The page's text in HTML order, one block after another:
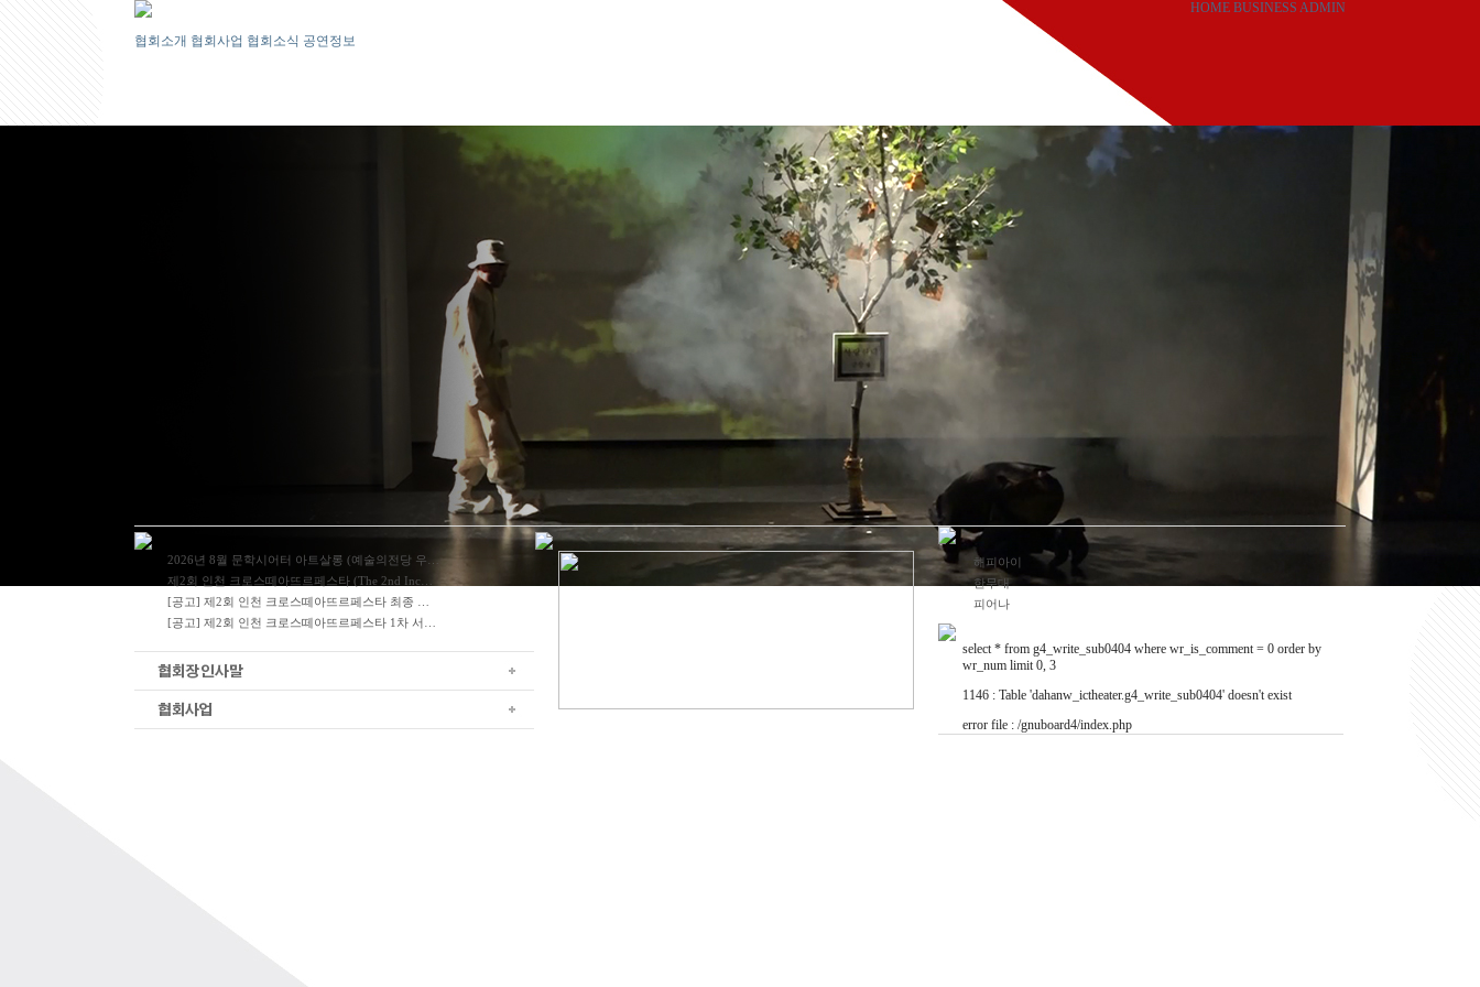
HOME BUSINESS ADMIN
협회소개 협회사업 협회소식 공연정보
2026년 8월 문학시어터 아트살롱 (예술의전당 우…
제2회 인천 크로스떼아뜨르페스타 (The 2nd Inc…
[공고] 제2회 인천 크로스떼아뜨르페스타 최종 …
[공고] 제2회 인천 크로스떼아뜨르페스타 1차 서…
해피아이
한무대
피어나
select * from g4_write_sub0404 where wr_is_comment = 0 order by
wr_num limit 0, 3
1146 : Table 'dahanw_ictheater.g4_write_sub0404' doesn't exist
error file : /gnuboard4/index.php